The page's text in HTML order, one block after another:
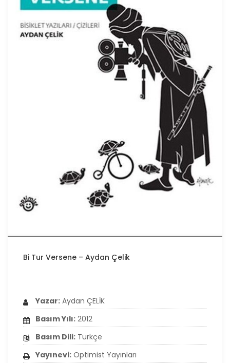
Bi Tur Versene – Aydan Çelik
Yazar: Aydan ÇELİK
Basım Yılı: 2012
Basım Dili: Türkçe
Yayınevi: Optimist Yayınları